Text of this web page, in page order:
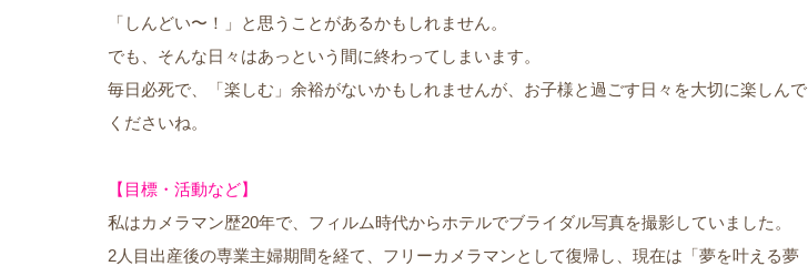
「しんどい〜！」と思うことがあるかもしれません。
でも、そんな日々はあっという間に終わってしまいます。
毎日必死で、「楽しむ」余裕がないかもしれませんが、お子様と過ごす日々を大切に楽しんで
くださいね。
【目標・活動など】
私はカメラマン歴20年で、フィルム時代からホテルでブライダル写真を撮影していました。
2人目出産後の専業主婦期間を経て、フリーカメラマンとして復帰し、現在は「夢を叶える夢